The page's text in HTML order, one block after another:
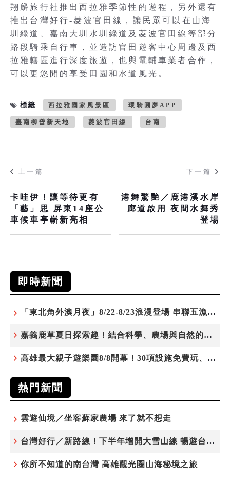
翔麟旅行社推出西拉雅季節性的遊程，另外還有
推出台灣好行-菱波官田線，讓民眾可以在山海
圳綠道、嘉南大圳水圳綠道及菱波官田線等部分
路段騎乘自行車，並造訪官田遊客中心周邊及西
拉雅轄區進行深度旅遊，也與電輔車業者合作，
可以更悠閒的享受田園和水道風光。
標籤 西拉雅國家風景區 環騎圓夢APP
臺南柳營新天地 菱波官田線 台南
上一篇
卡哇伊！讓等待更有
「藝」思 屏東14座公
車候車亭嶄新亮相
下一篇
港舞驚艷／鹿港溪水岸
廊道啟用 夜間水舞秀
登場
即時新聞
「東北角外澳月夜」8/22-8/23浪漫登場 串聯五漁村、音樂、市集、火舞與慢旅共度夏夜
嘉義鹿草夏日探索趣！結合科學、農場與自然的親子小旅行
高雄最大親子遊樂園8/8開幕！30項設施免費玩、YOYO家族嗨翻暑假
熱門新聞
雲遊仙境／坐客蘇家農場 來了就不想走
台灣好行／新路線！下半年增開大雪山線 暢遊台中更便利
你所不知道的南台灣 高雄觀光圈山海秘境之旅